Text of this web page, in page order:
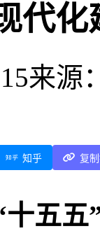
代化
来源
知乎 复
十五五